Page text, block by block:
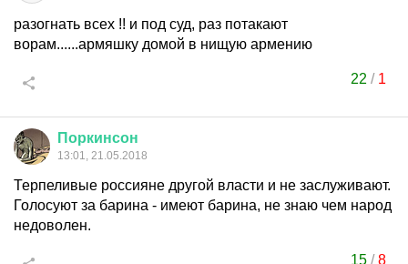
разогнать всех !! и под суд, раз потакают
ворам......армяшку домой в нищую армению
22 / 1
Поркинсон
13:01, 21.05.2018
Терпеливые россияне другой власти и не заслуживают.
Голосуют за барина - имеют барина, не знаю чем народ
недоволен.
15 /8